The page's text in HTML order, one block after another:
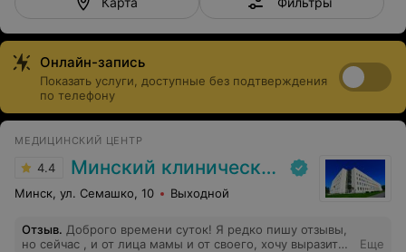
Онлайн-запись
Показать услуги, доступные без подтверждения
по телефону
МЕДИЦИНСКИЙ ЦЕНТР
4.4 Минский клинический консультативно-диагностический центр
Минск, ул. Семашко, 10 Выходной
Отзыв. Доброго времени суток! Я редко пишу отзывы,
но сейчас , и от лица мамы и от своего, хочу выразить
Еще